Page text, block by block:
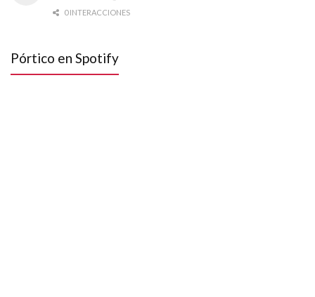
0 INTERACCIONES
Pórtico en Spotify